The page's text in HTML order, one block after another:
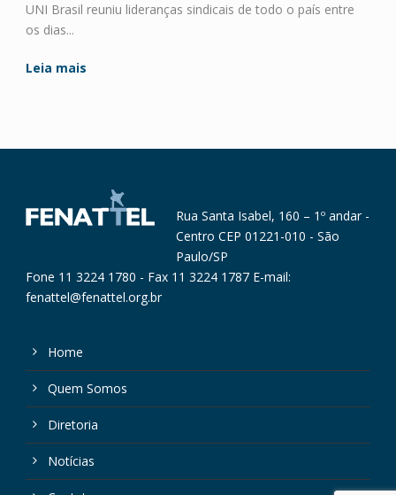
UNI Brasil reuniu lideranças sindicais de todo o país entre
os dias...
Leia mais
Rua Santa Isabel, 160 – 1º andar -
Centro CEP 01221-010 - São
Paulo/SP
Fone 11 3224 1780 - Fax 11 3224 1787 E-mail:
fenattel@fenattel.org.br
Home
Quem Somos
Diretoria
Notícias